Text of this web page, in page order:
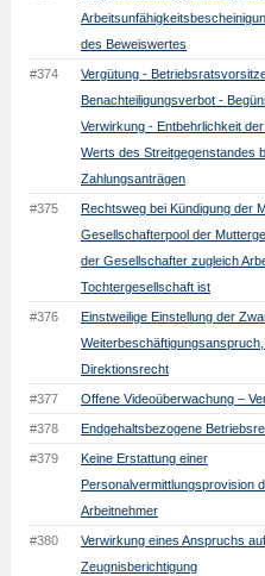
des Beweiswertes
#374
Vergütung -
Benachteiligungsverbot -
Verwirkung - Entbehrlichkeit
Werts des Streitgegenstandes
Zahlungsanträgen
#375
Rechtsweg bei Kündigung der
Gesellschafterpool der
der Gesellschafter zugleich
Tochtergesellschaft ist
#376
Einstweilige Einstellung der
Weiterbeschäftigungsanspruch,
Direktionsrecht
#377 Offene Videoüberwachung –
#378 Endgehaltsbezogene
#379
Keine Erstattung einer
Personalvermittlungsprovision
Arbeitnehmer
#380
Verwirkung eines Anspruchs auf
Zeugnisberichtigung